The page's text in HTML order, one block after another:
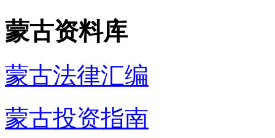
蒙古资料库
蒙古法律汇编
蒙古投资指南